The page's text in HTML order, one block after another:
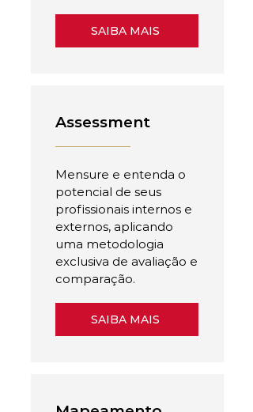
SAIBA MAIS
Assessment
Mensure e entenda o
potencial de seus
profissionais internos e
externos, aplicando
uma metodologia
exclusiva de avaliação e
comparação.
SAIBA MAIS